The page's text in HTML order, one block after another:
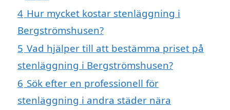
4 Hur mycket kostar stenläggning i
Bergströmshusen?
5 Vad hjälper till att bestämma priset på
stenläggning i Bergströmshusen?
6 Sök efter en professionell för
stenläggning i andra städer nära